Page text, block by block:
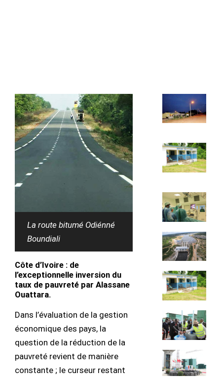
La route bitumé Odiénné
Boundiali
Côte d’Ivoire : de
l’exceptionnelle inversion du
taux de pauvreté par Alassane
Ouattara.
Dans l’évaluation de la gestion
économique des pays, la
question de la réduction de la
pauvreté revient de manière
constante ; le curseur restant